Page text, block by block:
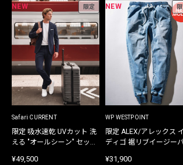
NEW 限定
Safari CURRENT
限定 吸水速乾 UVカット 洗
える "オールシーン" セット
¥49,500
NEW
WP WESTPOINT
限定 ALEX/アレックス
ディゴ 裾リブイージーパ
¥31,900